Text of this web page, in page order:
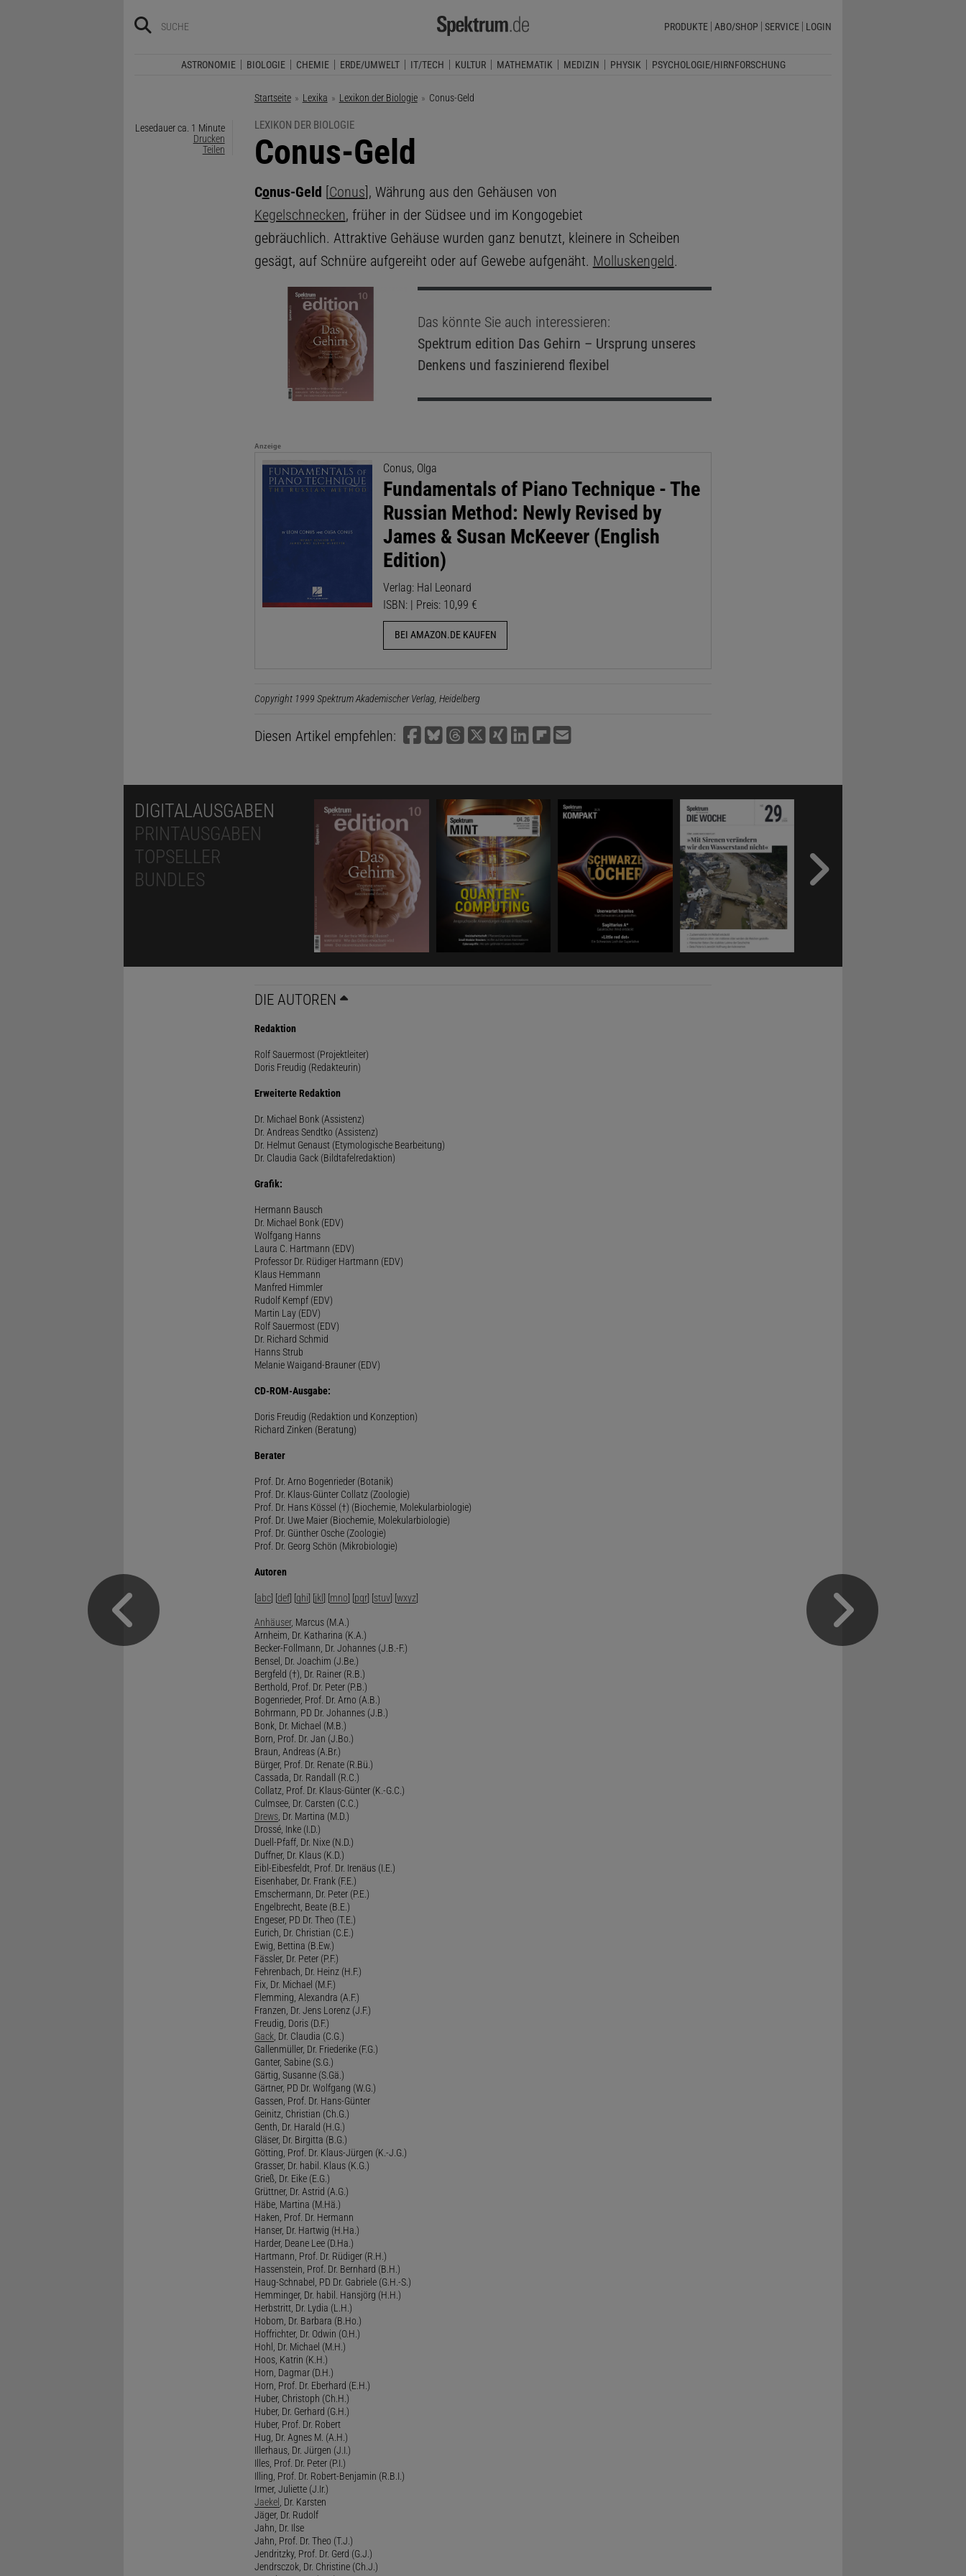
PRODUKTE ABO/SHOP SERVICE LOGIN
ASTRONOMIE BIOLOGIE CHEMIE ERDE/UMWELT IT/TECH KULTUR MATHEMATIK MEDIZIN PHYSIK PSYCHOLOGIE/HIRNFORSCHUNG
Startseite Lexika Lexikon der Biologie Aktuelle Seite:
Conus-Geld
Lesedauer ca. 1 Minute
Drucken
Teilen
LEXIKON DER BIOLOGIE
:
Conus-Geld
Conus-Geld [Conus], Währung aus den Gehäusen von
Kegelschnecken, früher in der Südsee und im Kongogebiet
gebräuchlich. Attraktive Gehäuse wurden ganz benutzt, kleinere in Scheiben
gesägt, auf Schnüre aufgereiht oder auf Gewebe aufgenäht. Molluskengeld.
Das könnte Sie auch interessieren:
Spektrum edition Das Gehirn – Ursprung unseres
Denkens und faszinierend flexibel
Anzeige
Conus, Olga
Fundamentals of Piano Technique - The
Russian Method: Newly Revised by
James & Susan McKeever (English
Edition)
Verlag: Hal Leonard
ISBN: | Preis: 10,99 €
BEI AMAZON.DE KAUFEN
Copyright 1999 Spektrum Akademischer Verlag, Heidelberg
Diesen Artikel empfehlen:
DIGITALAUSGABEN
PRINTAUSGABEN
TOPSELLER
BUNDLES
DIE AUTOREN
Redaktion
Rolf Sauermost (Projektleiter)
Doris Freudig (Redakteurin)
Erweiterte Redaktion
Dr. Michael Bonk (Assistenz)
Dr. Andreas Sendtko (Assistenz)
Dr. Helmut Genaust (Etymologische Bearbeitung)
Dr. Claudia Gack (Bildtafelredaktion)
Grafik:
Hermann Bausch
Dr. Michael Bonk (EDV)
Wolfgang Hanns
Laura C. Hartmann (EDV)
Professor Dr. Rüdiger Hartmann (EDV)
Klaus Hemmann
Manfred Himmler
Rudolf Kempf (EDV)
Martin Lay (EDV)
Rolf Sauermost (EDV)
Dr. Richard Schmid
Hanns Strub
Melanie Waigand-Brauner (EDV)
CD-ROM-Ausgabe:
Doris Freudig (Redaktion und Konzeption)
Richard Zinken (Beratung)
Berater
Prof. Dr. Arno Bogenrieder (Botanik)
Prof. Dr. Klaus-Günter Collatz (Zoologie)
Prof. Dr. Hans Kössel (†) (Biochemie, Molekularbiologie)
Prof. Dr. Uwe Maier (Biochemie, Molekularbiologie)
Prof. Dr. Günther Osche (Zoologie)
Prof. Dr. Georg Schön (Mikrobiologie)
Autoren
[abc] [def] [ghi] [jkl] [mno] [pqr] [stuv] [wxyz]
Anhäuser, Marcus (M.A.)
Arnheim, Dr. Katharina (K.A.)
Becker-Follmann, Dr. Johannes (J.B.-F.)
Bensel, Dr. Joachim (J.Be.)
Bergfeld (†), Dr. Rainer (R.B.)
Berthold, Prof. Dr. Peter (P.B.)
Bogenrieder, Prof. Dr. Arno (A.B.)
Bohrmann, PD Dr. Johannes (J.B.)
Bonk, Dr. Michael (M.B.)
Born, Prof. Dr. Jan (J.Bo.)
Braun, Andreas (A.Br.)
Bürger, Prof. Dr. Renate (R.Bü.)
Cassada, Dr. Randall (R.C.)
Collatz, Prof. Dr. Klaus-Günter (K.-G.C.)
Culmsee, Dr. Carsten (C.C.)
Drews, Dr. Martina (M.D.)
Drossé, Inke (I.D.)
Duell-Pfaff, Dr. Nixe (N.D.)
Duffner, Dr. Klaus (K.D.)
Eibl-Eibesfeldt, Prof. Dr. Irenäus (I.E.)
Eisenhaber, Dr. Frank (F.E.)
Emschermann, Dr. Peter (P.E.)
Engelbrecht, Beate (B.E.)
Engeser, PD Dr. Theo (T.E.)
Eurich, Dr. Christian (C.E.)
Ewig, Bettina (B.Ew.)
Fässler, Dr. Peter (P.F.)
Fehrenbach, Dr. Heinz (H.F.)
Fix, Dr. Michael (M.F.)
Flemming, Alexandra (A.F.)
Franzen, Dr. Jens Lorenz (J.F.)
Freudig, Doris (D.F.)
Gack, Dr. Claudia (C.G.)
Gallenmüller, Dr. Friederike (F.G.)
Ganter, Sabine (S.G.)
Gärtig, Susanne (S.Gä.)
Gärtner, PD Dr. Wolfgang (W.G.)
Gassen, Prof. Dr. Hans-Günter
Geinitz, Christian (Ch.G.)
Genth, Dr. Harald (H.G.)
Gläser, Dr. Birgitta (B.G.)
Götting, Prof. Dr. Klaus-Jürgen (K.-J.G.)
Grasser, Dr. habil. Klaus (K.G.)
Grieß, Dr. Eike (E.G.)
Grüttner, Dr. Astrid (A.G.)
Häbe, Martina (M.Hä.)
Haken, Prof. Dr. Hermann
Hanser, Dr. Hartwig (H.Ha.)
Harder, Deane Lee (D.Ha.)
Hartmann, Prof. Dr. Rüdiger (R.H.)
Hassenstein, Prof. Dr. Bernhard (B.H.)
Haug-Schnabel, PD Dr. Gabriele (G.H.-S.)
Hemminger, Dr. habil. Hansjörg (H.H.)
Herbstritt, Dr. Lydia (L.H.)
Hobom, Dr. Barbara (B.Ho.)
Hoffrichter, Dr. Odwin (O.H.)
Hohl, Dr. Michael (M.H.)
Hoos, Katrin (K.H.)
Horn, Dagmar (D.H.)
Horn, Prof. Dr. Eberhard (E.H.)
Huber, Christoph (Ch.H.)
Huber, Dr. Gerhard (G.H.)
Huber, Prof. Dr. Robert
Hug, Dr. Agnes M. (A.H.)
Illerhaus, Dr. Jürgen (J.I.)
Illes, Prof. Dr. Peter (P.I.)
Illing, Prof. Dr. Robert-Benjamin (R.B.I.)
Irmer, Juliette (J.Ir.)
Jaekel
, Dr. Karsten
Jäger, Dr. Rudolf
Jahn, Dr. Ilse
Jahn, Prof. Dr. Theo (T.J.)
Jendritzky, Prof. Dr. Gerd (G.J.)
Jendrsczok, Dr. Christine (Ch.J.)